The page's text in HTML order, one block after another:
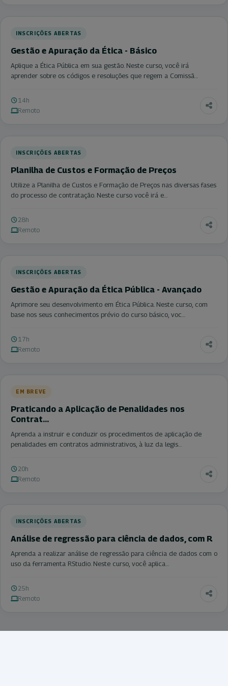
INSCRIÇÕES ABERTAS
Gestão e Apuração da Ética - Básico
Aplique a Ética Pública em sua gestão. Neste curso, você irá
aprender sobre os códigos e resoluções que regem a Comissã…
14h
Remoto
INSCRIÇÕES ABERTAS
Planilha de Custos e Formação de Preços
Utilize a Planilha de Custos e Formação de Preços nas diversas fases
do processo de contratação. Neste curso você irá e…
28h
Remoto
INSCRIÇÕES ABERTAS
Gestão e Apuração da Ética Pública - Avançado
Aprimore seu desenvolvimento em Ética Pública. Neste curso, com
base nos seus conhecimentos prévio do curso básico, voc…
17h
Remoto
EM BREVE
Praticando a Aplicação de Penalidades nos
Contrat…
Aprenda a instruir e conduzir os procedimentos de aplicação de
penalidades em contratos administrativos, à luz da legis…
20h
Remoto
INSCRIÇÕES ABERTAS
Análise de regressão para ciência de dados, com R
Aprenda a realizar análise de regressão para ciência de dados com o
uso da ferramenta RStudio. Neste curso, você aplica…
25h
Remoto